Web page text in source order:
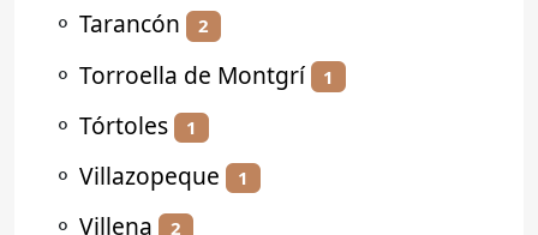
⚬ Tarancón 2
⚬ Torroella de Montgrí 1
⚬ Tórtoles 1
⚬ Villazopeque 1
⚬ Villena 2